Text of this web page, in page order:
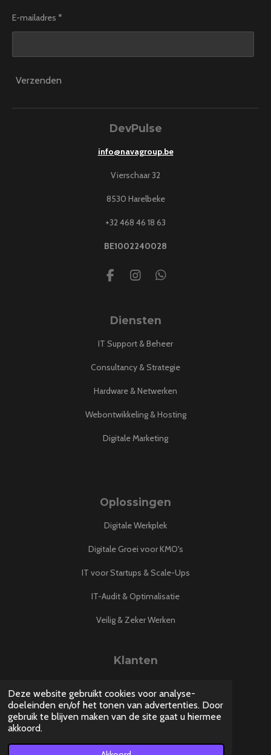
Deze website gebruikt cookies voor analyse-
doeleinden en/of het tonen van advertenties. Door
gebruik te blijven maken van de site gaat u hiermee
akkoord.
E-mailadres *
Verzenden
DevPulse
info@navagroup.be
Vierschaar 32
8530 Harelbeke
+32 468 46 18 63
BE1002240028
F
e
b
o
I
a
r
m
W
s
p
Diensten
IT Support & Beheer
Consultancy & Strategie
Hardware & Netwerken
Webontwikkeling & Hosting
Digitale Marketing
Oplossingen
Digitale Werkplek
Digitale Groei voor KMO's
IT voor Startups & Scale-Ups
IT-Audit & Optimalisatie
Veilig & Zeker Werken
Klanten
Blog
Support
Contact